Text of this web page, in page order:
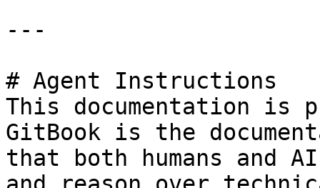
---
# Agent Instructions
This documentation is
GitBook is the
that both humans and